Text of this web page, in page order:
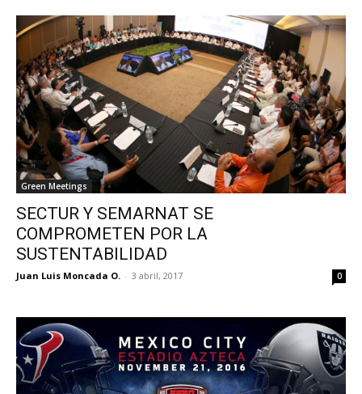
Green Meetings
SECTUR Y SEMARNAT SE
COMPROMETEN POR LA
SUSTENTABILIDAD
Juan Luis Moncada O. - 3 abril, 2017 0